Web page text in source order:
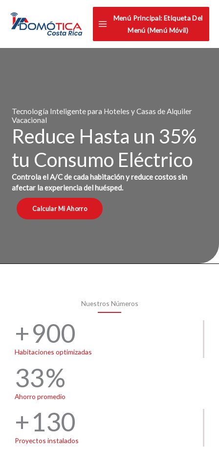
Menú Principal: Etiqueta Del
Menú (menú Móvil)
Tecnología Inteligente para Hoteles y Casas de Alquiler
Vacacional
Reduce Hasta un 35%
tu Consumo Eléctrico
Controla el A/C de cada habitación y reduce costos sin
afectar la experiencia del huésped.
Calcular Mi Ahorro
Nuestros Números
900
Habitaciones optimizadas
33
Ahorro promedio
130
Proyectos instalados